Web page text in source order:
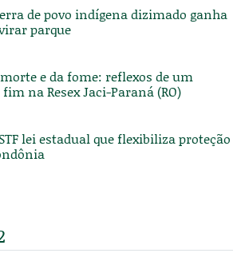
de povo indígena dizimado ganha
parque
e da fome: reflexos de um
na Resex Jaci-Paraná (RO)
lei estadual que flexibiliza proteção